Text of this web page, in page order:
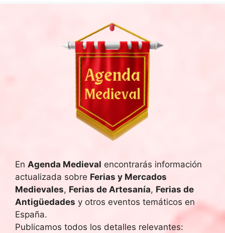
En Agenda Medieval encontrarás información
actualizada sobre Ferias y Mercados
Medievales, Ferias de Artesanía, Ferias de
Antigüedades y otros eventos temáticos en
España.
Publicamos todos los detalles relevantes: